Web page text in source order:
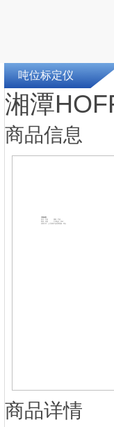
吨位标定仪
湘潭
商品信息
商品详情